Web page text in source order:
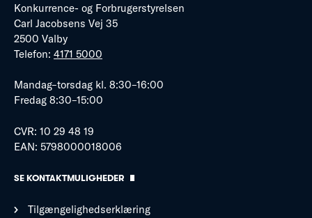
Konkurrence- og Forbrugerstyrelsen
Carl Jacobsens Vej 35
2500 Valby
Telefon: 4171 5000
Mandag–torsdag kl. 8:30–16:00
Fredag 8:30–15:00
CVR: 10 29 48 19
EAN: 5798000018006
SE KONTAKTMULIGHEDER
Tilgængelighedserklæring